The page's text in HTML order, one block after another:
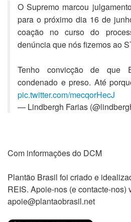
O Supremo marcou
para o próximo dia 16 de
coação no curso do
denúncia que nós fizemos ao
Tenho convicção de que
condenado e preso. Até
pic.twitter.com/mecqorHecJ
— Lindbergh Farias
Com informações do DCM
Plantão Brasil foi criado e
REIS. Apoie-nos (e contacte-nos)
apoie@plantaobrasil.net